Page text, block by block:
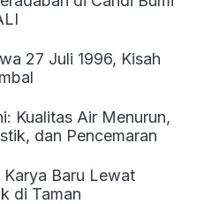
27 Juli 1996, Kisah
Kualitas Air Menurun,
dan Pencemaran
Baru Lewat
di Taman